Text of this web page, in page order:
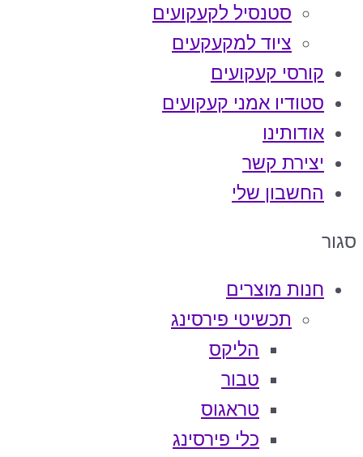
סטנסיל לקעקועים
ציוד למקעקעים
קורסי קעקועים
סטודיו אמני קעקועים
אודותינו
יצירת קשר
החשבון שלי
סגור
חנות מוצרים
תכשיטי פירסינג
הליקס
טבור
טראגוס
כלי פירסינג